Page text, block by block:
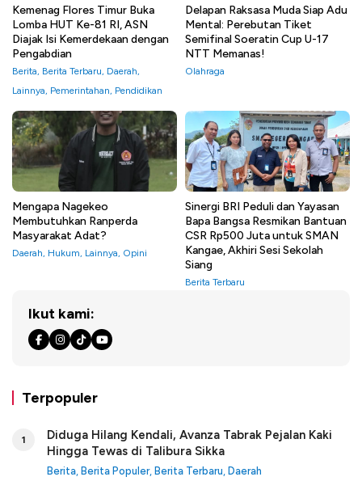
Kemenag Flores Timur Buka
Lomba HUT Ke-81 RI, ASN
Diajak Isi Kemerdekaan dengan
Pengabdian
Berita, Berita Terbaru, Daerah,
Lainnya, Pemerintahan, Pendidikan
Delapan Raksasa Muda Siap Adu
Mental: Perebutan Tiket
Semifinal Soeratin Cup U-17
NTT Memanas!
Olahraga
Mengapa Nagekeo
Membutuhkan Ranperda
Masyarakat Adat?
Daerah, Hukum, Lainnya, Opini
Sinergi BRI Peduli dan Yayasan
Bapa Bangsa Resmikan Bantuan
CSR Rp500 Juta untuk SMAN
Kangae, Akhiri Sesi Sekolah
Siang
Berita Terbaru
Ikut kami:
Terpopuler
1
Diduga Hilang Kendali, Avanza Tabrak Pejalan Kaki
Hingga Tewas di Talibura Sikka
Berita, Berita Populer, Berita Terbaru, Daerah